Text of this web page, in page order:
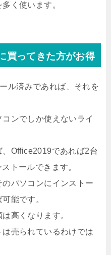
く使います。
買ってきた方がお得
ル済みであれば、それを
ンでしか使えないライ
Office2019であれば2台
トールできます。
パソコンにインストー
能です。
高くなります。
売られているわけでは